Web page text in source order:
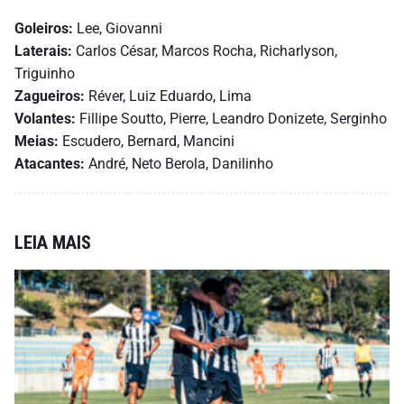
Goleiros: Lee, Giovanni
Laterais: Carlos César, Marcos Rocha, Richarlyson,
Triguinho
Zagueiros: Réver, Luiz Eduardo, Lima
Volantes: Fillipe Soutto, Pierre, Leandro Donizete, Serginho
Meias: Escudero, Bernard, Mancini
Atacantes: André, Neto Berola, Danilinho
LEIA MAIS